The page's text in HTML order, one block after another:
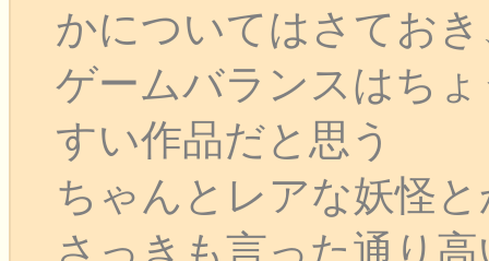
かについてはさてお
ゲームバランスはち
すい作品だと思う
ちゃんとレアな妖怪
さっきも言った通り